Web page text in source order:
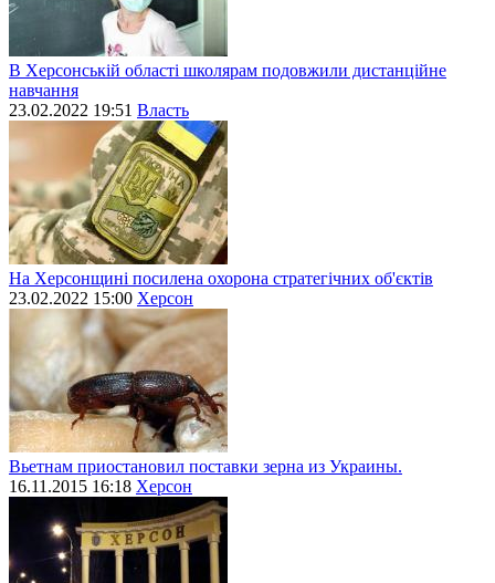
В Херсонській області школярам подовжили дистанційне
навчання
23.02.2022 19:51 Власть
На Херсонщині посилена охорона стратегічних об'єктів
23.02.2022 15:00 Херсон
Вьетнам приостановил поставки зерна из Украины.
16.11.2015 16:18 Херсон